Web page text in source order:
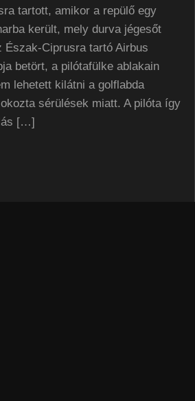
tartott, amikor a repülő egy
került, mely durva jégesőt
Észak-Ciprusra tartó Airbus
betört, a pilótafülke ablakain
lehetett kilátni a golflabda
sérülések miatt. A pilóta így
[…]